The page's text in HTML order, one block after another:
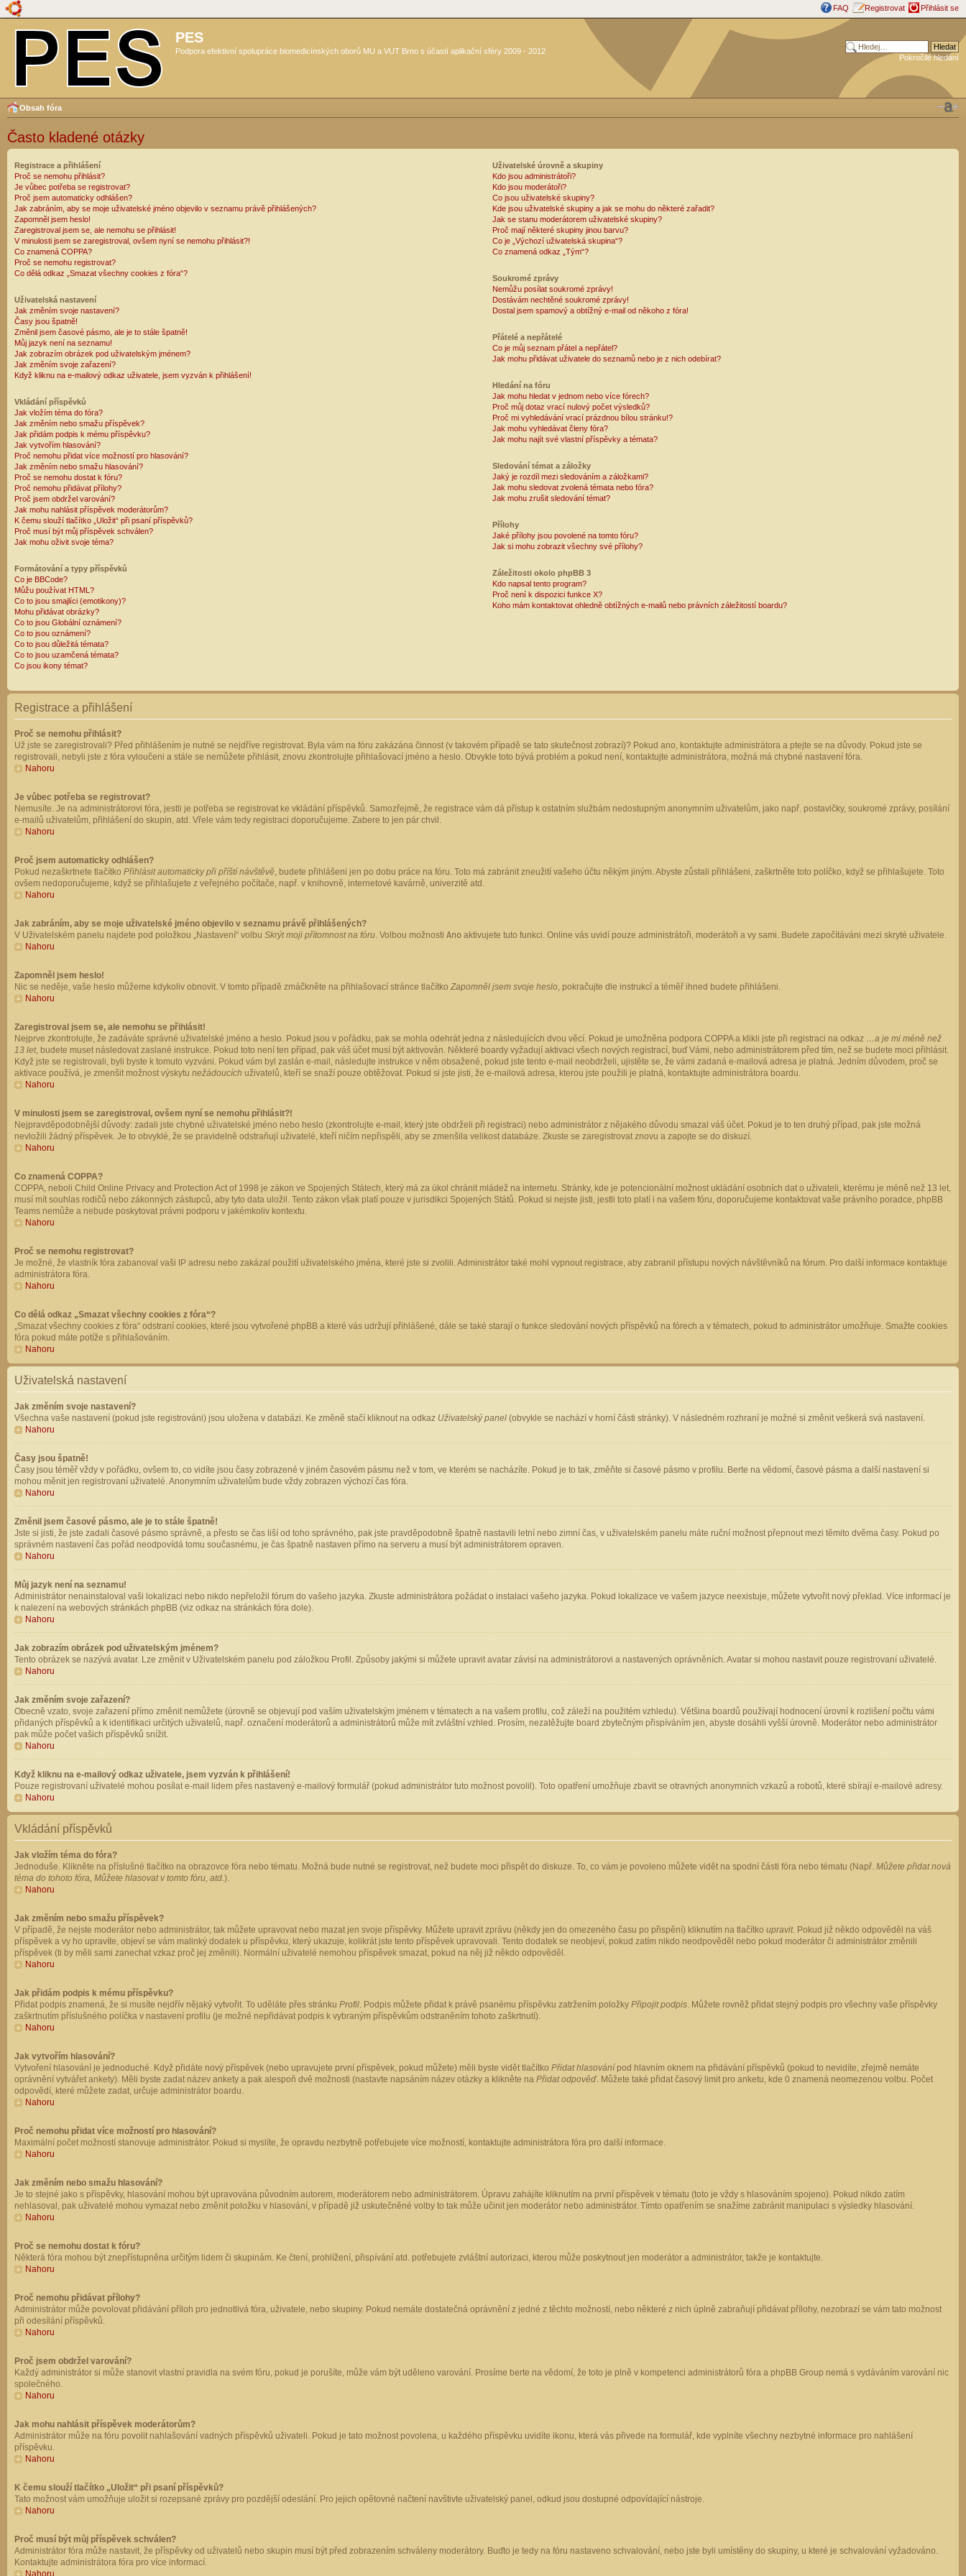
FAQ Registrovat Přihlásit se
PES
Podpora efektivní spolupráce biomedicínských oborů MU a VUT Brno s účastí aplikační sféry 2009 - 2012
Pokročilé hledání
Obsah fóra
Často kladené otázky
Registrace a přihlášení
Proč se nemohu přihlásit?
Je vůbec potřeba se registrovat?
Proč jsem automaticky odhlášen?
Jak zabráním, aby se moje uživatelské jméno objevilo v seznamu právě přihlášených?
Zapomněl jsem heslo!
Zaregistroval jsem se, ale nemohu se přihlásit!
V minulosti jsem se zaregistroval, ovšem nyní se nemohu přihlásit?!
Co znamená COPPA?
Proč se nemohu registrovat?
Co dělá odkaz „Smazat všechny cookies z fóra“?
Uživatelská nastavení
Jak změním svoje nastavení?
Časy jsou špatně!
Změnil jsem časové pásmo, ale je to stále špatně!
Můj jazyk není na seznamu!
Jak zobrazím obrázek pod uživatelským jménem?
Jak změním svoje zařazení?
Když kliknu na e-mailový odkaz uživatele, jsem vyzván k přihlášení!
Vkládání příspěvků
Jak vložím téma do fóra?
Jak změním nebo smažu příspěvek?
Jak přidám podpis k mému příspěvku?
Jak vytvořím hlasování?
Proč nemohu přidat více možností pro hlasování?
Jak změním nebo smažu hlasování?
Proč se nemohu dostat k fóru?
Proč nemohu přidávat přílohy?
Proč jsem obdržel varování?
Jak mohu nahlásit příspěvek moderátorům?
K čemu slouží tlačítko „Uložit“ při psaní příspěvků?
Proč musí být můj příspěvek schválen?
Jak mohu oživit svoje téma?
Formátování a typy příspěvků
Co je BBCode?
Můžu používat HTML?
Co to jsou smajlíci (emotikony)?
Mohu přidávat obrázky?
Co to jsou Globální oznámení?
Co to jsou oznámení?
Co to jsou důležitá témata?
Co to jsou uzamčená témata?
Co jsou ikony témat?
Uživatelské úrovně a skupiny
Kdo jsou administrátoři?
Kdo jsou moderátoři?
Co jsou uživatelské skupiny?
Kde jsou uživatelské skupiny a jak se mohu do některé zařadit?
Jak se stanu moderátorem uživatelské skupiny?
Proč mají některé skupiny jinou barvu?
Co je „Výchozí uživatelská skupina“?
Co znamená odkaz „Tým“?
Soukromé zprávy
Nemůžu posílat soukromé zprávy!
Dostávám nechtěné soukromé zprávy!
Dostal jsem spamový a obtížný e-mail od někoho z fóra!
Přátelé a nepřátelé
Co je můj seznam přátel a nepřátel?
Jak mohu přidávat uživatele do seznamů nebo je z nich odebírat?
Hledání na fóru
Jak mohu hledat v jednom nebo více fórech?
Proč můj dotaz vrací nulový počet výsledků?
Proč mi vyhledávání vrací prázdnou bílou stránku!?
Jak mohu vyhledávat členy fóra?
Jak mohu najít své vlastní příspěvky a témata?
Sledování témat a záložky
Jaký je rozdíl mezi sledováním a záložkami?
Jak mohu sledovat zvolená témata nebo fóra?
Jak mohu zrušit sledování témat?
Přílohy
Jaké přílohy jsou povolené na tomto fóru?
Jak si mohu zobrazit všechny své přílohy?
Záležitosti okolo phpBB 3
Kdo napsal tento program?
Proč není k dispozici funkce X?
Koho mám kontaktovat ohledně obtížných e-mailů nebo právních záležitostí boardu?
Registrace a přihlášení
Proč se nemohu přihlásit?
Už jste se zaregistrovali? Před přihlášením je nutné se nejdříve registrovat. Byla vám na fóru zakázána činnost (v takovém případě se tato skutečnost zobrazí)? Pokud ano, kontaktujte administrátora a ptejte se na důvody. Pokud jste se
registrovali, nebyli jste z fóra vyloučeni a stále se nemůžete přihlásit, znovu zkontrolujte přihlašovací jméno a heslo. Obvykle toto bývá problém a pokud není, kontaktujte administrátora, možná má chybné nastavení fóra.
Nahoru
Je vůbec potřeba se registrovat?
Nemusíte. Je na administrátorovi fóra, jestli je potřeba se registrovat ke vkládání příspěvků. Samozřejmě, že registrace vám dá přístup k ostatním službám nedostupným anonymním uživatelům, jako např. postavičky, soukromé zprávy, posílání
e-mailů uživatelům, přihlášení do skupin, atd. Vřele vám tedy registraci doporučujeme. Zabere to jen pár chvil.
Nahoru
Proč jsem automaticky odhlášen?
Pokud nezaškrtnete tlačítko Přihlásit automaticky při příští návštěvě, budete přihlášeni jen po dobu práce na fóru. Toto má zabránit zneužití vašeho účtu někým jiným. Abyste zůstali přihlášeni, zaškrtněte toto políčko, když se přihlašujete. Toto
ovšem nedoporučujeme, když se přihlašujete z veřejného počítače, např. v knihovně, internetové kavárně, univerzitě atd.
Nahoru
Jak zabráním, aby se moje uživatelské jméno objevilo v seznamu právě přihlášených?
V Uživatelském panelu najdete pod položkou „Nastavení“ volbu Skrýt moji přítomnost na fóru. Volbou možnosti Ano aktivujete tuto funkci. Online vás uvidí pouze administrátoři, moderátoři a vy sami. Budete započítáváni mezi skryté uživatele.
Nahoru
Zapomněl jsem heslo!
Nic se neděje, vaše heslo můžeme kdykoliv obnovit. V tomto případě zmáčkněte na přihlašovací stránce tlačítko Zapomněl jsem svoje heslo, pokračujte dle instrukcí a téměř ihned budete přihlášeni.
Nahoru
Zaregistroval jsem se, ale nemohu se přihlásit!
Nejprve zkontrolujte, že zadáváte správné uživatelské jméno a heslo. Pokud jsou v pořádku, pak se mohla odehrát jedna z následujících dvou věcí. Pokud je umožněna podpora COPPA a klikli jste při registraci na odkaz …a je mi méně než
13 let, budete muset následovat zaslané instrukce. Pokud toto není ten případ, pak váš účet musí být aktivován. Některé boardy vyžadují aktivaci všech nových registrací, buď Vámi, nebo administrátorem před tím, než se budete moci přihlásit.
Když jste se registrovali, byli byste k tomuto vyzváni. Pokud vám byl zaslán e-mail, následujte instrukce v něm obsažené, pokud jste tento e-mail neobdrželi, ujistěte se, že vámi zadaná e-mailová adresa je platná. Jedním důvodem, proč se
aktivace používá, je zmenšit možnost výskytu nežádoucích uživatelů, kteří se snaží pouze obtěžovat. Pokud si jste jisti, že e-mailová adresa, kterou jste použili je platná, kontaktujte administrátora boardu.
Nahoru
V minulosti jsem se zaregistroval, ovšem nyní se nemohu přihlásit?!
Nejpravděpodobnější důvody: zadali jste chybné uživatelské jméno nebo heslo (zkontrolujte e-mail, který jste obdrželi při registraci) nebo administrátor z nějakého důvodu smazal váš účet. Pokud je to ten druhý případ, pak jste možná
nevložili žádný příspěvek. Je to obvyklé, že se pravidelně odstraňují uživatelé, kteří ničím nepřispěli, aby se zmenšila velikost databáze. Zkuste se zaregistrovat znovu a zapojte se do diskuzí.
Nahoru
Co znamená COPPA?
COPPA, neboli Child Online Privacy and Protection Act of 1998 je zákon ve Spojených Státech, který má za úkol chránit mládež na internetu. Stránky, kde je potencionální možnost ukládání osobních dat o uživateli, kterému je méně než 13 let,
musí mít souhlas rodičů nebo zákonných zástupců, aby tyto data uložil. Tento zákon však platí pouze v jurisdikci Spojených Států. Pokud si nejste jisti, jestli toto platí i na vašem fóru, doporučujeme kontaktovat vaše právního poradce, phpBB
Teams nemůže a nebude poskytovat právni podporu v jakémkoliv kontextu.
Nahoru
Proč se nemohu registrovat?
Je možné, že vlastník fóra zabanoval vaši IP adresu nebo zakázal použití uživatelského jména, které jste si zvolili. Administrátor také mohl vypnout registrace, aby zabranil přístupu nových návštěvníků na fórum. Pro další informace kontaktuje
administrátora fóra.
Nahoru
Co dělá odkaz „Smazat všechny cookies z fóra“?
„Smazat všechny cookies z fóra“ odstraní cookies, které jsou vytvořené phpBB a které vás udržují přihlášené, dále se také starají o funkce sledování nových příspěvků na fórech a v tématech, pokud to administrátor umožňuje. Smažte cookies
fóra pokud máte potíže s přihlašováním.
Nahoru
Uživatelská nastavení
Jak změním svoje nastavení?
Všechna vaše nastavení (pokud jste registrováni) jsou uložena v databázi. Ke změně stačí kliknout na odkaz Uživatelský panel (obvykle se nachází v horní části stránky). V následném rozhraní je možné si změnit veškerá svá nastavení.
Nahoru
Časy jsou špatně!
Časy jsou téměř vždy v pořádku, ovšem to, co vidíte jsou časy zobrazené v jiném časovém pásmu než v tom, ve kterém se nacházíte. Pokud je to tak, změňte si časové pásmo v profilu. Berte na vědomí, časové pásma a další nastavení si
mohou měnit jen registrovaní uživatelé. Anonymním uživatelům bude vždy zobrazen výchozí čas fóra.
Nahoru
Změnil jsem časové pásmo, ale je to stále špatně!
Jste si jisti, že jste zadali časové pásmo správně, a přesto se čas liší od toho správného, pak jste pravděpodobně špatně nastavili letní nebo zimní čas, v uživatelském panelu máte ruční možnost přepnout mezi těmito dvěma časy. Pokud po
správném nastavení čas pořád neodpovídá tomu současnému, je čas špatně nastaven přímo na serveru a musí být administrátorem opraven.
Nahoru
Můj jazyk není na seznamu!
Administrátor nenainstaloval vaši lokalizaci nebo nikdo nepřeložil fórum do vašeho jazyka. Zkuste administrátora požádat o instalaci vašeho jazyka. Pokud lokalizace ve vašem jazyce neexistuje, můžete vytvořit nový překlad. Více informací je
k nalezení na webových stránkách phpBB (viz odkaz na stránkách fóra dole).
Nahoru
Jak zobrazím obrázek pod uživatelským jménem?
Tento obrázek se nazývá avatar. Lze změnit v Uživatelském panelu pod záložkou Profil. Způsoby jakými si můžete upravit avatar závisí na administrátorovi a nastavených oprávněních. Avatar si mohou nastavit pouze registrovaní uživatelé.
Nahoru
Jak změním svoje zařazení?
Obecně vzato, svoje zařazení přímo změnit nemůžete (úrovně se objevují pod vaším uživatelským jménem v tématech a na vašem profilu, což záleží na použitém vzhledu). Většina boardů používají hodnocení úrovní k rozlišení počtu vámi
přidaných příspěvků a k identifikaci určitých uživatelů, např. označení moderátorů a administrátorů může mít zvláštní vzhled. Prosím, nezatěžujte board zbytečným přispíváním jen, abyste dosáhli vyšší úrovně. Moderátor nebo administrátor
pak může počet vašich příspěvků snížit.
Nahoru
Když kliknu na e-mailový odkaz uživatele, jsem vyzván k přihlášení!
Pouze registrovaní uživatelé mohou posílat e-mail lidem přes nastavený e-mailový formulář (pokud administrátor tuto možnost povolil). Toto opatření umožňuje zbavit se otravných anonymních vzkazů a robotů, které sbírají e-mailové adresy.
Nahoru
Vkládání příspěvků
Jak vložím téma do fóra?
Jednoduše. Klikněte na příslušné tlačítko na obrazovce fóra nebo tématu. Možná bude nutné se registrovat, než budete moci přispět do diskuze. To, co vám je povoleno můžete vidět na spodní části fóra nebo tématu (Např. Můžete přidat nová
téma do tohoto fóra, Můžete hlasovat v tomto fóru, atd.).
Nahoru
Jak změním nebo smažu příspěvek?
V případě, že nejste moderátor nebo administrátor, tak můžete upravovat nebo mazat jen svoje příspěvky. Můžete upravit zprávu (někdy jen do omezeného času po přispění) kliknutím na tlačítko upravit. Pokud již někdo odpověděl na váš
příspěvek a vy ho upravíte, objeví se vám malinký dodatek u příspěvku, který ukazuje, kolikrát jste tento příspěvek upravovali. Tento dodatek se neobjeví, pokud zatím nikdo neodpověděl nebo pokud moderátor či administrátor změnili
příspěvek (ti by měli sami zanechat vzkaz proč jej změnili). Normální uživatelé nemohou příspěvek smazat, pokud na něj již někdo odpověděl.
Nahoru
Jak přidám podpis k mému příspěvku?
Přidat podpis znamená, že si musíte nejdřív nějaký vytvořit. To uděláte přes stránku Profil. Podpis můžete přidat k právě psanému příspěvku zatržením položky Připojit podpis. Můžete rovněž přidat stejný podpis pro všechny vaše příspěvky
zaškrtnutím příslušného políčka v nastavení profilu (je možné nepřidávat podpis k vybraným příspěvkům odstraněním tohoto zaškrtnutí).
Nahoru
Jak vytvořím hlasování?
Vytvoření hlasování je jednoduché. Když přidáte nový příspěvek (nebo upravujete první příspěvek, pokud můžete) měli byste vidět tlačítko Přidat hlasování pod hlavním oknem na přidávání příspěvků (pokud to nevidíte, zřejmě nemáte
oprávnění vytvářet ankety). Měli byste zadat název ankety a pak alespoň dvě možnosti (nastavte napsáním název otázky a klikněte na Přidat odpověď. Můžete také přidat časový limit pro anketu, kde 0 znamená neomezenou volbu. Počet
odpovědí, které můžete zadat, určuje administrátor boardu.
Nahoru
Proč nemohu přidat více možností pro hlasování?
Maximální počet možností stanovuje administrátor. Pokud si myslíte, že opravdu nezbytně potřebujete více možností, kontaktujte administrátora fóra pro další informace.
Nahoru
Jak změním nebo smažu hlasování?
Je to stejné jako s příspěvky, hlasování mohou být upravována původním autorem, moderátorem nebo administrátorem. Úpravu zahájíte kliknutím na první příspěvek v tématu (toto je vždy s hlasováním spojeno). Pokud nikdo zatím
nehlasoval, pak uživatelé mohou vymazat nebo změnit položku v hlasování, v případě již uskutečněné volby to tak může učinit jen moderátor nebo administrátor. Tímto opatřením se snažíme zabránit manipulaci s výsledky hlasování.
Nahoru
Proč se nemohu dostat k fóru?
Některá fóra mohou být znepřístupněna určitým lidem či skupinám. Ke čtení, prohlížení, přispívání atd. potřebujete zvláštní autorizaci, kterou může poskytnout jen moderátor a administrátor, takže je kontaktujte.
Nahoru
Proč nemohu přidávat přílohy?
Administrátor může povolovat přidávání příloh pro jednotlivá fóra, uživatele, nebo skupiny. Pokud nemáte dostatečná oprávnění z jedné z těchto možností, nebo některé z nich úplně zabraňují přidávat přílohy, nezobrazí se vám tato možnost
při odesílání příspěvků.
Nahoru
Proč jsem obdržel varování?
Každý administrátor si může stanovit vlastní pravidla na svém fóru, pokud je porušíte, může vám být uděleno varování. Prosíme berte na vědomí, že toto je plně v kompetenci administrátorů fóra a phpBB Group nemá s vydáváním varování nic
společného.
Nahoru
Jak mohu nahlásit příspěvek moderátorům?
Administrátor může na fóru povolit nahlašování vadných příspěvků uživateli. Pokud je tato možnost povolena, u každého příspěvku uvidíte ikonu, která vás přivede na formulář, kde vyplníte všechny nezbytné informace pro nahlášení
příspěvku.
Nahoru
K čemu slouží tlačítko „Uložit“ při psaní příspěvků?
Tato možnost vám umožňuje uložit si rozepsané zprávy pro pozdější odeslání. Pro jejich opětovné načtení navštivte uživatelský panel, odkud jsou dostupné odpovídající nástroje.
Nahoru
Proč musí být můj příspěvek schválen?
Administrátor fóra může nastavit, že příspěvky od uživatelů nebo skupin musí být před zobrazením schváleny moderátory. Buďto je tedy na fóru nastaveno schvalování, nebo jste byli umístěny do skupiny, u které je schvalování vyžadováno.
Kontaktujte administrátora fóra pro více informací.
Nahoru